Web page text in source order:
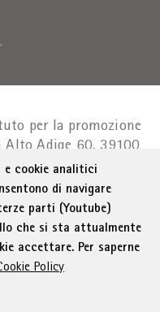
per la promozione
Alto Adige 60, 39100
|administration-
Footer
Condizioni generali
Sitemap
Cookie Policy
cookie analitici
di navigare
parti (Youtube)
che si sta attualmente
accettare. Per saperne
Policy